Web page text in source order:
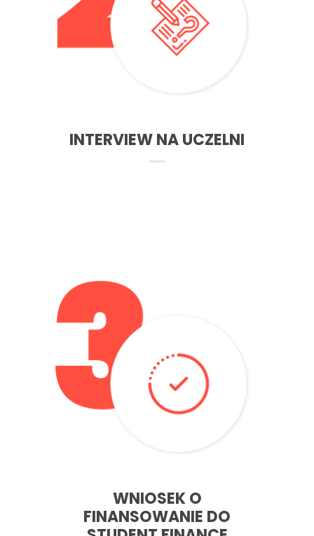
INTERVIEW NA UCZELNI
WNIOSEK O
FINANSOWANIE DO
Po odebraniu wyników pomagamy w wypełnieniu
wniosku o przynznanie finansowania na studia do Student
– Jedyne co potrzebujesz to insurancenumber
– Po ukończeniu aplikacji powiemy Ci jakie dokumenty
musisz wysłać, aby Twoja aplikacja przeszła pomyślnie.